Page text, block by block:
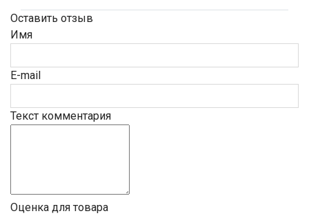
Оставить отзыв
Имя
E-mail
Текст комментария
Оценка для товара